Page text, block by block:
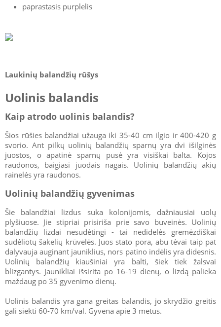
paprastasis purplelis
Laukinių balandžių rūšys
Uolinis balandis
Kaip atrodo uolinis balandis?
Šios rūšies balandžiai užauga iki 35-40 cm ilgio ir 400-420 g
svorio. Ant pilkų uolinių balandžių sparnų yra dvi išilginės
juostos, o apatinė sparnų pusė yra visiškai balta. Kojos
raudonos, baigiasi juodais nagais. Uolinių balandžių akių
rainelės yra raudonos.
Uolinių balandžių gyvenimas
Šie balandžiai lizdus suka kolonijomis, dažniausiai uolų
plyšiuose. Jie stipriai prisiriša prie savo buveinės. Uolinių
balandžių lizdai nesudėtingi - tai nedidelės gremėzdiškai
sudėliotų šakelių krūvelės. Juos stato pora, abu tėvai taip pat
dalyvauja auginant jauniklius, nors patino indėlis yra didesnis.
Uolinių balandžių kiaušiniai yra balti, šiek tiek žalsvai
blizgantys. Jaunikliai išsirita po 16-19 dienų, o lizdą palieka
maždaug po 35 gyvenimo dienų.
Uolinis balandis yra gana greitas balandis, jo skrydžio greitis
gali siekti 60-70 km/val. Gyvena apie 3 metus.